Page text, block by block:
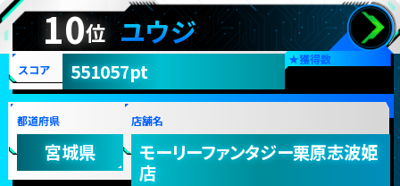
10位 ユウジ
★獲得数
スコア 551057pt
都道府県
宮城県
店舗名
モーリーファンタジー栗原志波姫
店